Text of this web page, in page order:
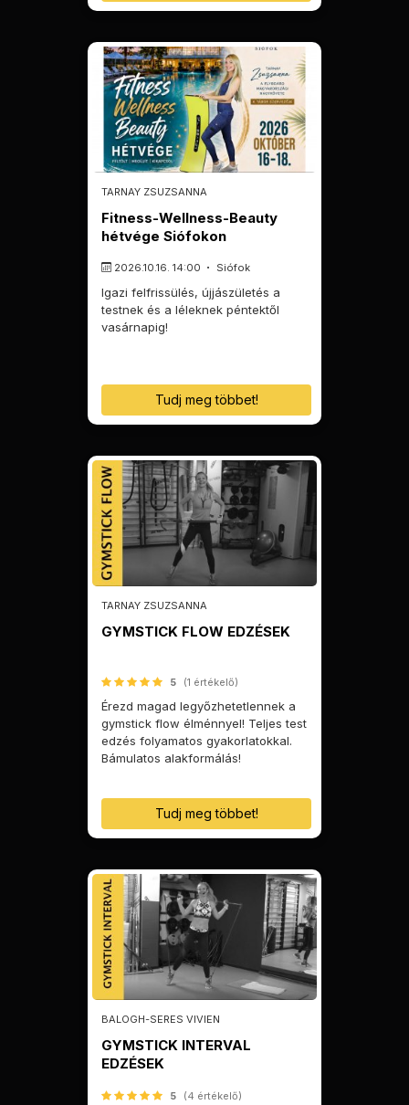
TARNAY ZSUZSANNA
Fitness-Wellness-Beauty
hétvége Siófokon
2026.10.16. 14:00 Siófok
Igazi felfrissülés, újjászületés a
testnek és a léleknek péntektől
vasárnapig!
Tudj meg többet!
TARNAY ZSUZSANNA
GYMSTICK FLOW EDZÉSEK
5 (1 értékelő)
Érezd magad legyőzhetetlennek a
gymstick flow élménnyel! Teljes test
edzés folyamatos gyakorlatokkal.
Bámulatos alakformálás!
Tudj meg többet!
BALOGH-SERES VIVIEN
GYMSTICK INTERVAL
EDZÉSEK
5 (4 értékelő)